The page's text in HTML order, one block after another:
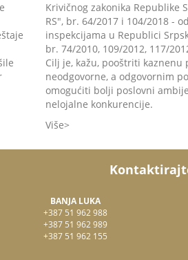
Krivičnog zakonika Republike
RS", br. 64/2017 i 104/2018 -
inspekcijama u Republici
br. 74/2010, 109/2012, 117/
Cilj je, kažu, pooštriti kaznenu
neodgovorne, a odgovornim
omogućiti bolji poslovni
nelojalne konkurencije.
Više
BANJA LUKA
+387 51 962 988
+387 51 962 989
+387 51 962 155